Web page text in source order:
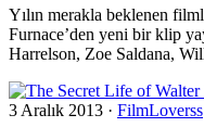
Yılın merakla beklenen
Furnace’den yeni bir klip
Harrelson, Zoe Saldana,
3 Aralık 2013 · FilmLoverss